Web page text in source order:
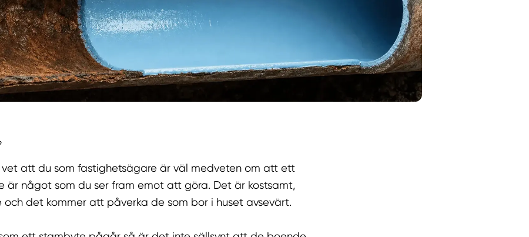
vet att du som fastighetsägare är väl medveten om att ett
är något som du ser fram emot att göra. Det är kostsamt,
och det kommer att påverka de som bor i huset avsevärt.